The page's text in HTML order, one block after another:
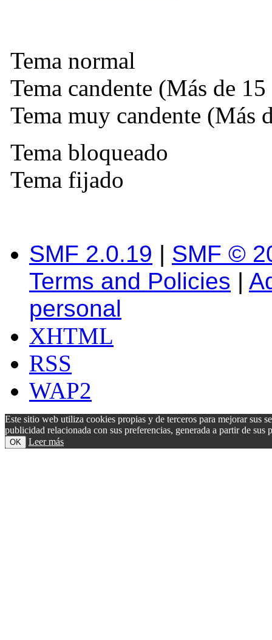
Tema normal
Tema candente (Más de 15
Tema muy candente (Más
Tema bloqueado
Tema fijado
SMF 2.0.19 | SMF ©
Terms and Policies |
personal
XHTML
RSS
WAP2
Este sitio web utiliza cookies propias y de terceros para mejorar sus
publicidad relacionada con sus preferencias, generada a partir de
OK Leer más